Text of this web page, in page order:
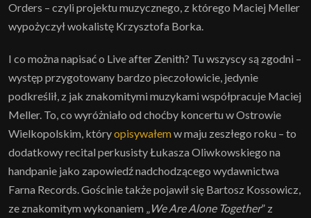
Orders – czyli projektu muzycznego, z którego Maciej Meller
wypożyczył wokalistę Krzysztofa Borka.
I co można napisać o Live after Zenith? Tu wszyscy są zgodni –
występ przygotowany bardzo pieczołowicie, jedynie
podkreślił, z jak znakomitymi muzykami współpracuje Maciej
Meller. To, co wyróżniało od choćby koncertu w Ostrowie
Wielkopolskim, któryopisywałemw maju zeszłego roku – to
dodatkowy recital perkusisty Łukasza Oliwkowskiego na
handpanie jako zapowiedź nadchodzącego wydawnictwa
Farna Records. Gościnie także pojawił się Bartosz Kossowicz,
ze znakomitym wykonaniem „We Are Alone Together” z